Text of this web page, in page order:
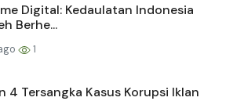
Digital: Kedaulatan Indonesia
Berhe...
1
4 Tersangka Kasus Korupsi Iklan